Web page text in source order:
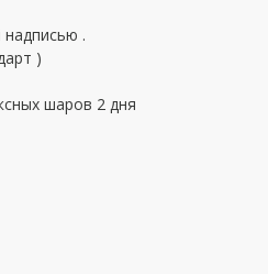
надписью .
)
шаров 2 дня